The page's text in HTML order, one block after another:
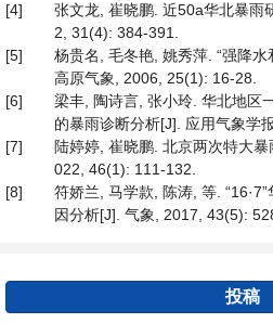
[4]
张文龙, 崔晓鹏. 近50a华北暴雨
2, 31(4): 384-391.
[5]
杨贵名, 毛冬艳, 姚秀萍. “强降水
高原气象, 2006, 25(1): 16-28.
[6]
梁丰, 陶诗言, 张小玲. 华北地区
的暴雨诊断分析[J]. 应用气象学
[7]
陆婷婷, 崔晓鹏. 北京两次特大
022, 46(1): 111-132.
[8]
符娇兰, 马学款, 陈涛, 等.
因分析[J]. 气象, 2017, 43(5):
投稿